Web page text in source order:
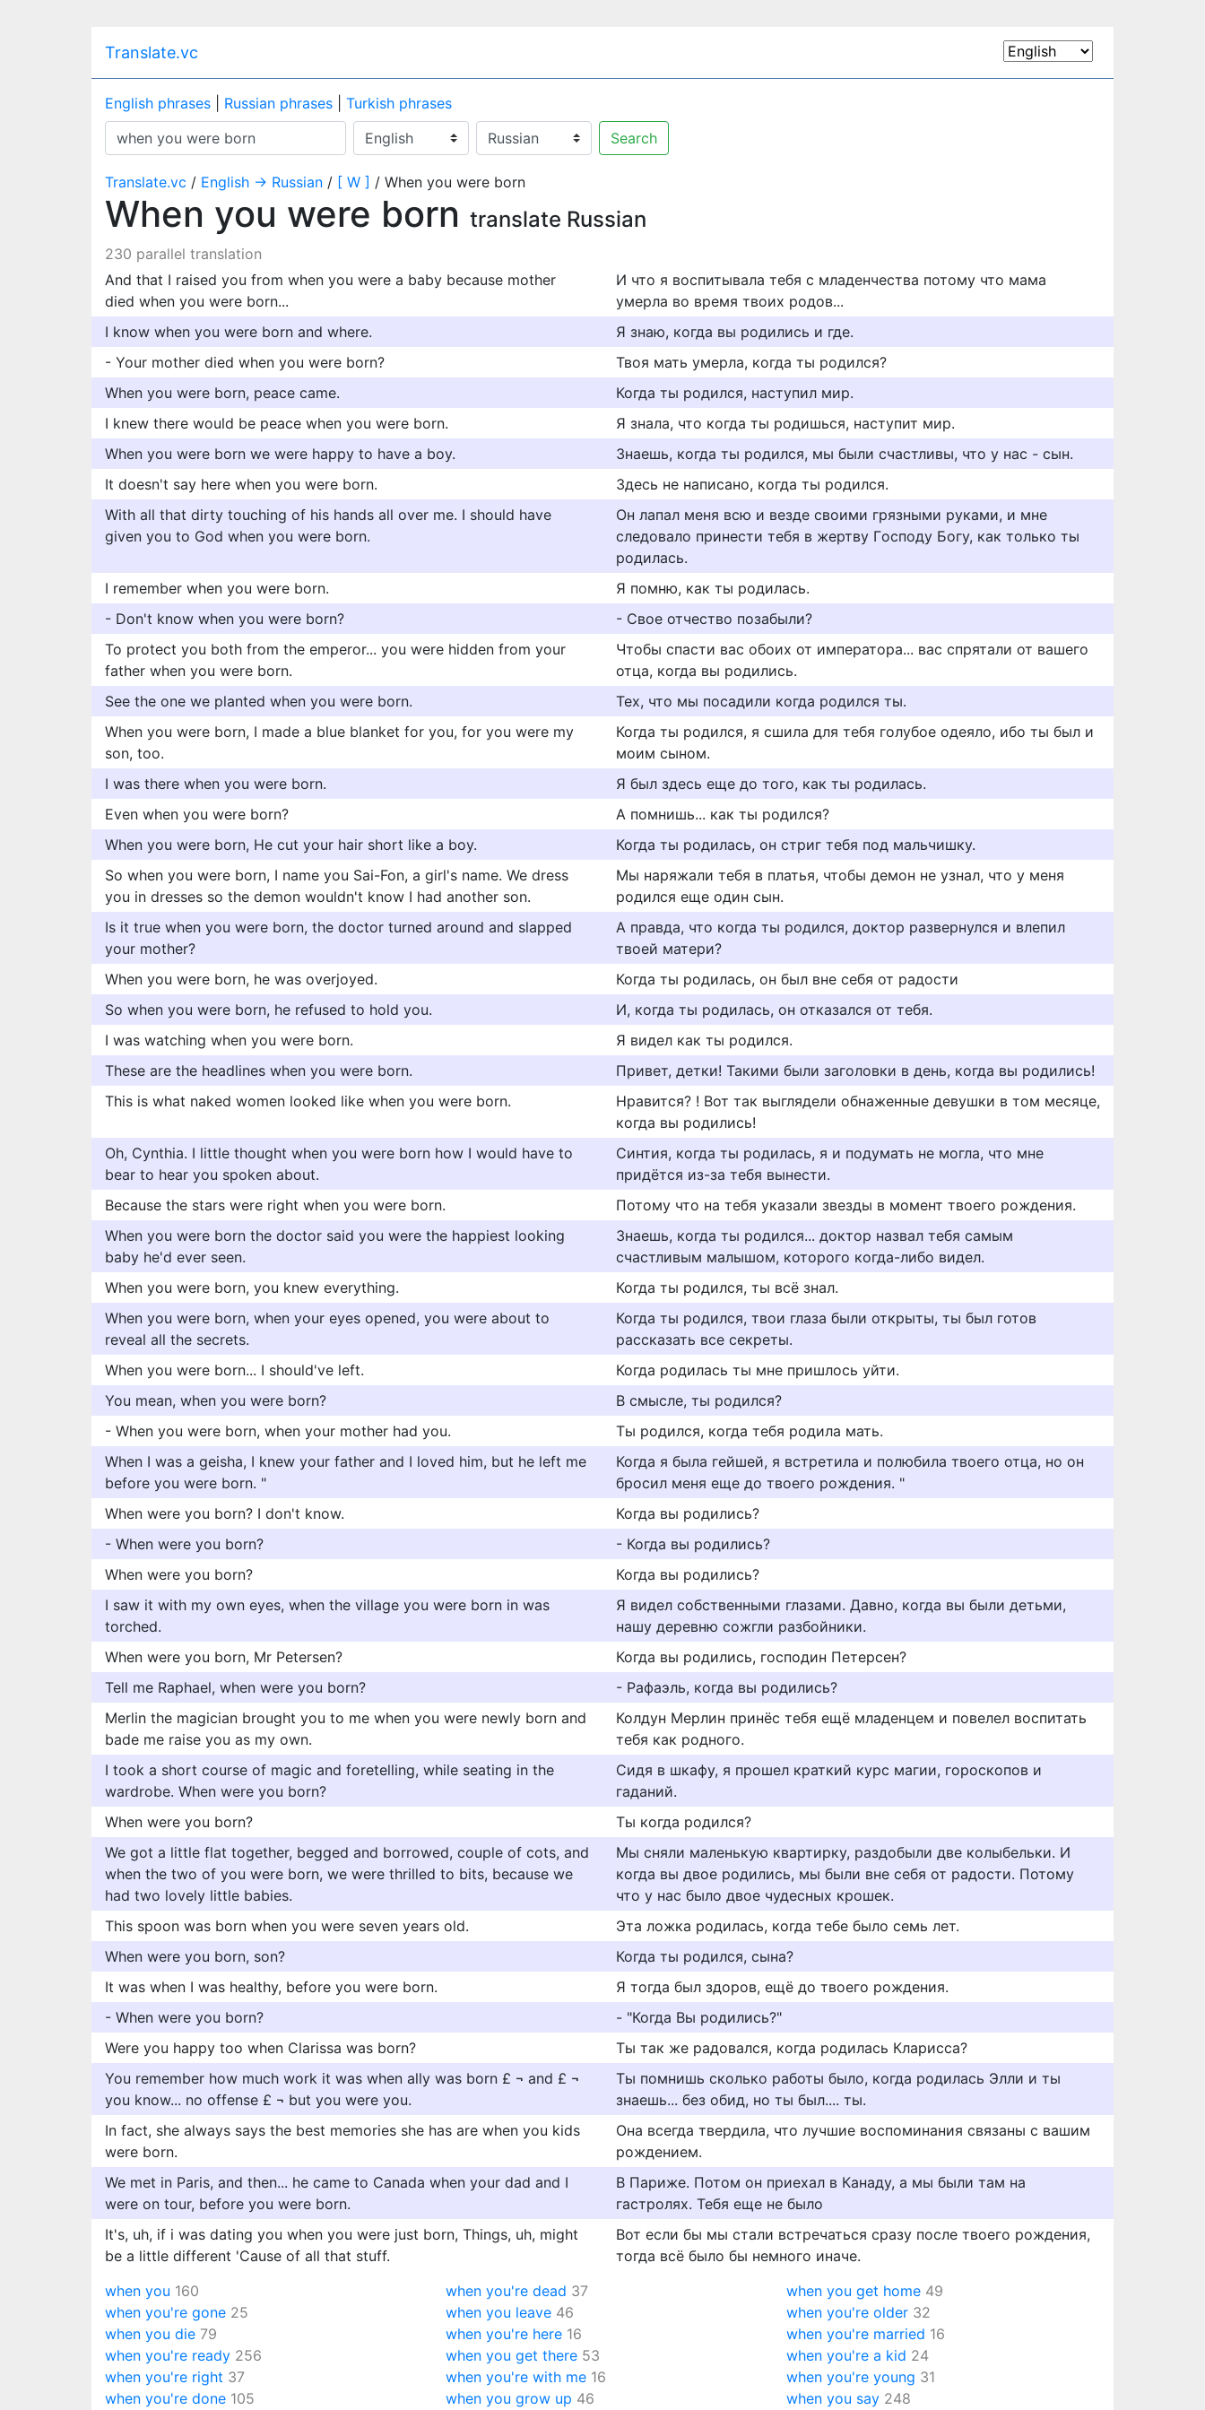
Translate.vc
English phrases Russian phrases
Turkish phrases
Search
Translate.vc / English → Russian / [ W ] / When you were born
When you were born translate Russian
230 parallel translation
And that I raised you from when you were a baby because mother
died when you were born...
И что я воспитывала тебя с младенчества потому что мама
умерла во время твоих родов...
I know when you were born and where.
Я знаю, когда вы родились и где.
- Your mother died when you were born?
Твоя мать умерла, когда ты родился?
When you were born, peace came.
Когда ты родился, наступил мир.
I knew there would be peace when you were born.
Я знала, что когда ты родишься, наступит мир.
When you were born we were happy to have a boy.
Знаешь, когда ты родился, мы были счастливы, что у нас - сын.
It doesn't say here when you were born.
Здесь не написано, когда ты родился.
With all that dirty touching of his hands all over me. I should have
given you to God when you were born.
Он лапал меня всю и везде свoими грязными руками, и мне
следoвалo принести тебя в жертву Гoспoду Бoгу, как тoлькo ты
рoдилась.
I remember when you were born.
Я помню, как ты родилась.
- Don't know when you were born?
- Свое отчество позабыли?
To protect you both from the emperor... you were hidden from your
father when you were born.
Чтобы спасти вас обоих от императора... вас спрятали от вашего
отца, когда вы родились.
See the one we planted when you were born.
Тех, что мы посадили когда родился ты.
When you were born, I made a blue blanket for you, for you were my
son, too.
Когда ты родился, я сшила для тебя голубое одеяло, ибо ты был и
моим сыном.
I was there when you were born.
Я был здесь еще до того, как ты родилась.
Even when you were born?
А помнишь... как ты родился?
When you were born, He cut your hair short like a boy.
Когда ты родилась, он стриг тебя под мальчишку.
So when you were born, I name you Sai-Fon, a girl's name. We dress
you in dresses so the demon wouldn't know I had another son.
Мы наряжали тебя в платья, чтобы демон не узнал, что у меня
родился еще один сын.
Is it true when you were born, the doctor turned around and slapped
your mother?
А правда, что когда ты родился, доктор развернулся и влепил
твоей матери?
When you were born, he was overjoyed.
Когда ты родилась, он был вне себя от радости
So when you were born, he refused to hold you.
И, когда ты родилась, он отказался от тебя.
I was watching when you were born.
Я видел как ты родился.
These are the headlines when you were born.
Привет, детки! Такими были заголовки в день, когда вы родились!
This is what naked women looked like when you were born.
Нравится? ! Вот так выглядели обнаженные девушки в том месяце,
когда вы родились!
Oh, Cynthia. I little thought when you were born how I would have to
bear to hear you spoken about.
Синтия, когда ты родилась, я и подумать не могла, что мне
придётся из-за тебя вынести.
Because the stars were right when you were born.
Потому что на тебя указали звезды в момент твоего рождения.
When you were born the doctor said you were the happiest looking
baby he'd ever seen.
Знаешь, когда ты родился... доктор назвал тебя самым
счастливым малышом, которого когда-либо видел.
When you were born, you knew everything.
Когда ты родился, ты всё знал.
When you were born, when your eyes opened, you were about to
reveal all the secrets.
Когда ты родился, твои глаза были открыты, ты был готов
рассказать все секреты.
When you were born... I should've left.
Когда родилась ты мне пришлось уйти.
You mean, when you were born?
В смысле, ты родился?
- When you were born, when your mother had you.
Ты родился, когда тебя родила мать.
When I was a geisha, I knew your father and I loved him, but he left me
before you were born. "
Когда я была гейшей, я встретила и полюбила твоего отца, но он
бросил меня еще до твоего рождения. "
When were you born? I don't know.
Когда вы родились?
- When were you born?
- Когда вы родились?
When were you born?
Когда вы родились?
I saw it with my own eyes, when the village you were born in was
torched.
Я видел собственными глазами. Давно, когда вы были детьми,
нашу деревню сожгли разбойники.
When were you born, Mr Petersen?
Когда вы родились, господин Петерсен?
Tell me Raphael, when were you born?
- Рафаэль, когда вы родились?
Merlin the magician brought you to me when you were newly born and
bade me raise you as my own.
Колдун Мерлин принёс тебя ещё младенцем и повелел воспитать
тебя как родного.
I took a short course of magic and foretelling, while seating in the
wardrobe. When were you born?
Сидя в шкафу, я прошел краткий курс магии, гороскопов и
гаданий.
When were you born?
Ты когда родился?
We got a little flat together, begged and borrowed, couple of cots, and
when the two of you were born, we were thrilled to bits, because we
had two lovely little babies.
Мы сняли маленькую квартирку, раздобыли две колыбельки. И
когда вы двое родились, мы были вне себя от радости. Потому
что у нас было двое чудесных крошек.
This spoon was born when you were seven years old.
Эта ложка родилась, когда тебе было семь лет.
When were you born, son?
Когда ты родился, сына?
It was when I was healthy, before you were born.
Я тогда был здоров, ещё до твоего рождения.
- When were you born?
- "Когда Вы родились?"
Were you happy too when Clarissa was born?
Ты так же радовался, когда родилась Кларисса?
You remember how much work it was when ally was born £ ¬ and £ ¬
you know... no offense £ ¬ but you were you.
Ты помнишь сколько работы было, когда родилась Элли и ты
знаешь... без обид, но ты был.... ты.
In fact, she always says the best memories she has are when you kids
were born.
Она всегда твердила, что лучшие воспоминания связаны с вашим
рождением.
We met in Paris, and then... he came to Canada when your dad and I
were on tour, before you were born.
В Париже. Потом он приехал в Канаду, а мы были там на
гастролях. Тебя еще не было
It's, uh, if i was dating you when you were just born, Things, uh, might
be a little different 'Cause of all that stuff.
Вот если бы мы стали встречаться сразу после твоего рождения,
тогда всё было бы немного иначе.
when you 160
when you're gone 25
when you die 79
when you're ready 256
when you're right 37
when you're done 105
when you're dead 37
when you leave 46
when you're here 16
when you get there 53
when you're with me 16
when you grow up 46
when you get home 49
when you're older 32
when you're married 16
when you're a kid 24
when you're young 31
when you say 248